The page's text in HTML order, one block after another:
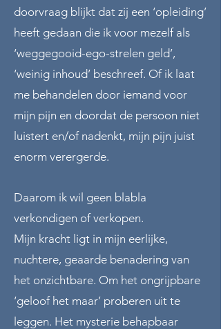
doorvraag blijkt dat zij een ‘opleiding’
heeft gedaan die ik voor mezelf als
‘weggegooid-ego-strelen geld’,
‘weinig inhoud’ beschreef. Of ik laat
me behandelen door iemand voor
mijn pijn en doordat de persoon niet
luistert en/of nadenkt, mijn pijn juist
enorm verergerde.
Daarom ik wil geen blabla
verkondigen of verkopen.
Mijn kracht ligt in mijn eerlijke,
nuchtere, geaarde benadering van
het onzichtbare. Om het ongrijpbare
‘geloof het maar’ proberen uit te
leggen. Het mysterie behapbaar